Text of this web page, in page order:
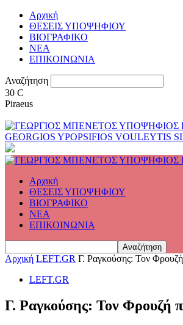
Αρχική
ΘΕΣΕΙΣ ΥΠΟΨΗΦΙΟΥ
ΒΙΟΓΡΑΦΙΚΟ
ΝΕΑ
ΕΠΙΚΟΙΝΩΝΙΑ
Αναζήτηση
30 C
Piraeus
GEORGIOS YPOPSIFIOS VOULEYTIS
Αρχική
ΘΕΣΕΙΣ ΥΠΟΨΗΦΙΟΥ
ΒΙΟΓΡΑΦΙΚΟ
ΝΕΑ
ΕΠΙΚΟΙΝΩΝΙΑ
Αρχική LEFT.GR Γ. Ραγκούσης: Τον
LEFT.GR
Γ. Ραγκούσης: Τον Φρουζή